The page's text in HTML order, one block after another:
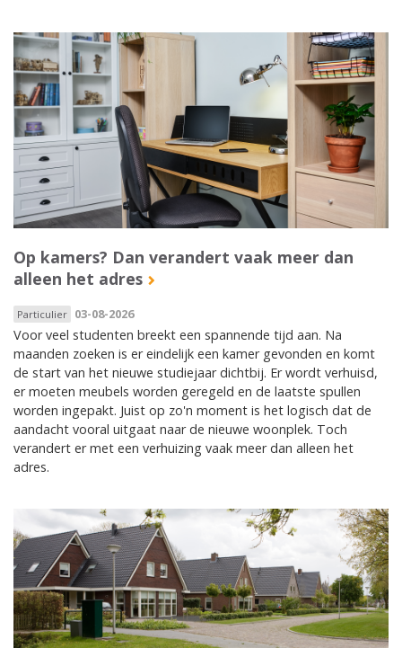
Op kamers? Dan verandert vaak meer dan
alleen het adres
Particulier 03-08-2026
Voor veel studenten breekt een spannende tijd aan. Na
maanden zoeken is er eindelijk een kamer gevonden en komt
de start van het nieuwe studiejaar dichtbij. Er wordt verhuisd,
er moeten meubels worden geregeld en de laatste spullen
worden ingepakt. Juist op zo'n moment is het logisch dat de
aandacht vooral uitgaat naar de nieuwe woonplek. Toch
verandert er met een verhuizing vaak meer dan alleen het
adres.